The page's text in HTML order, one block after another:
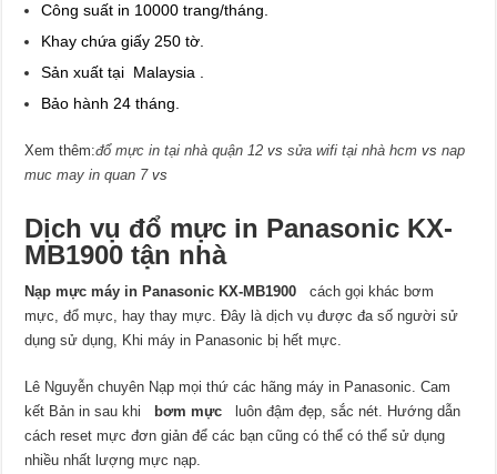
Công suất in 10000 trang/tháng.
Khay chứa giấy 250 tờ.
Sản xuất tại Malaysia .
Bảo hành 24 tháng.
Xem thêm:đổ mực in tại nhà quận 12 vssửa wifi tại nhà hcm vsnap
muc may in quan 7vs
Dịch vụ đổ mực in Panasonic KX-
MB1900 tận nhà
Nạp mực máy in Panasonic KX-MB1900
cách gọi khác bơm
mực, đổ mực, hay thay mực. Đây là dịch vụ được đa số người sử
dụng sử dụng, Khi máy in Panasonic bị hết mực.
Lê Nguyễn chuyên Nạp mọi thứ các hãng máy in Panasonic. Cam
kết Bản in sau khi
bơm mực
luôn đậm đẹp, sắc nét. Hướng dẫn
cách reset mực đơn giản để các bạn cũng có thể có thể sử dụng
nhiều nhất lượng mực nạp.